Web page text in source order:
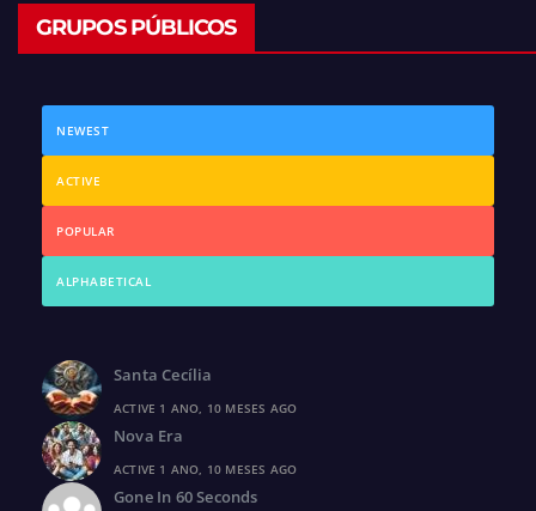
GRUPOS PÚBLICOS
NEWEST
ACTIVE
POPULAR
ALPHABETICAL
Santa Cecília
ACTIVE 1 ANO, 10 MESES AGO
Nova Era
ACTIVE 1 ANO, 10 MESES AGO
Gone In 60 Seconds